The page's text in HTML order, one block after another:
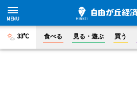
33°C 食べる 見る・遊ぶ 買う